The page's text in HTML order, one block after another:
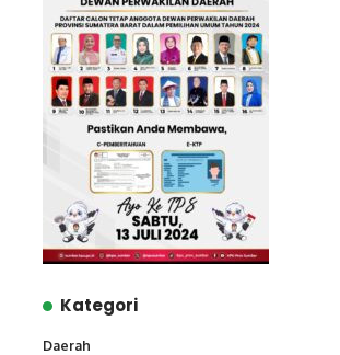
Kategori
Daerah